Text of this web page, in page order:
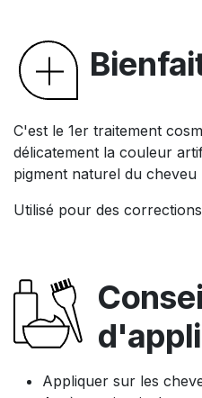
C'est le 1er traitement
délicatement la couleur
pigment naturel du cheveu
Utilisé pour des
Appliquer sur les